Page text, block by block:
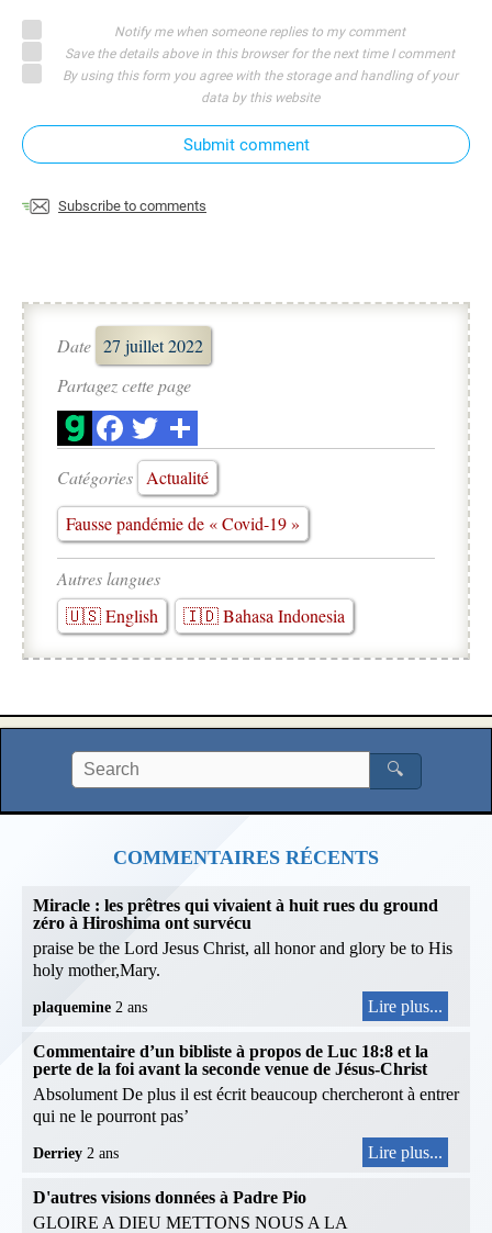
Notify me when someone replies to my comment
Save the details above in this browser for the next time I comment
By using this form you agree with the storage and handling of your
data by this website
Submit comment
Subscribe to comments
Date 27 juillet 2022
Partagez cette page
Catégories
Actualité
Fausse pandémie de « Covid-19 »
Autres langues
🇺🇸 English
🇮🇩 Bahasa Indonesia
🔍
COMMENTAIRES RÉCENTS
Miracle : les prêtres qui vivaient à huit rues du ground
zéro à Hiroshima ont survécu
praise be the Lord Jesus Christ, all honor and glory be to His
holy mother,Mary.
plaquemine 2 ans Lire plus...
Commentaire d’un bibliste à propos de Luc 18:8 et la
perte de la foi avant la seconde venue de Jésus-Christ
Absolument De plus il est écrit beaucoup chercheront à entrer
qui ne le pourront pas’
Derriey 2 ans Lire plus...
D'autres visions données à Padre Pio
GLOIRE A DIEU METTONS NOUS A LA